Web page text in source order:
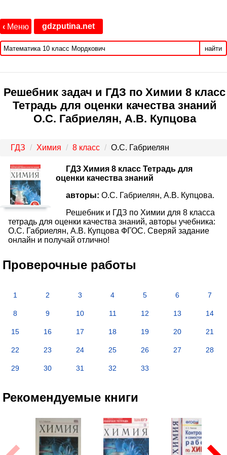
‹ Меню gdzputina.net
найти
Решебник задач и ГДЗ по Химии 8 класс
Тетрадь для оценки качества знаний
О.С. Габриелян, А.В. Купцова
ГДЗ Химия 8 класс О.С. Габриелян
ГДЗ Химия 8 класс Тетрадь для
оценки качества знаний
авторы: О.С. Габриелян, А.В. Купцова.
Решебник и ГДЗ по Химии для 8 класса
тетрадь для оценки качества знаний, авторы учебника:
О.С. Габриелян, А.В. Купцова ФГОС. Сверяй задание
онлайн и получай отлично!
Проверочные работы
1 2 3 4 5 6 7
8 9 10 11 12 13 14
15 16 17 18 19 20 21
22 23 24 25 26 27 28
29 30 31 32 33
Рекомендуемые книги